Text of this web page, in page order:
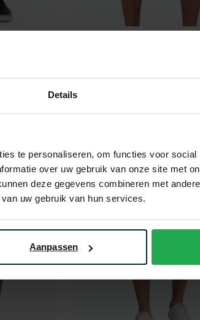
Details
te personaliseren, om functies voor social
over uw gebruik van onze site met
deze gegevens combineren met
uw gebruik van hun services.
Aanpassen